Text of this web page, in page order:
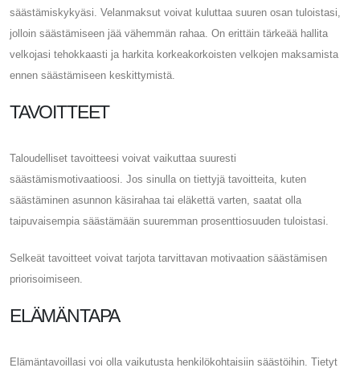
säästämiskykyäsi. Velanmaksut voivat kuluttaa suuren osan tuloistasi,
jolloin säästämiseen jää vähemmän rahaa. On erittäin tärkeää hallita
velkojasi tehokkaasti ja harkita korkeakorkoisten velkojen maksamista
ennen säästämiseen keskittymistä.
TAVOITTEET
Taloudelliset tavoitteesi voivat vaikuttaa suuresti
säästämismotivaatioosi. Jos sinulla on tiettyjä tavoitteita, kuten
säästäminen asunnon käsirahaa tai eläkettä varten, saatat olla
taipuvaisempia säästämään suuremman prosenttiosuuden tuloistasi.
Selkeät tavoitteet voivat tarjota tarvittavan motivaation säästämisen
priorisoimiseen.
ELÄMÄNTAPA
Elämäntavoillasi voi olla vaikutusta henkilökohtaisiin säästöihin. Tietyt